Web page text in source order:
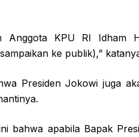
Anggota KPU RI Idham
ke publik),”
Presiden Jokowi juga
bahwa apabila Bapak